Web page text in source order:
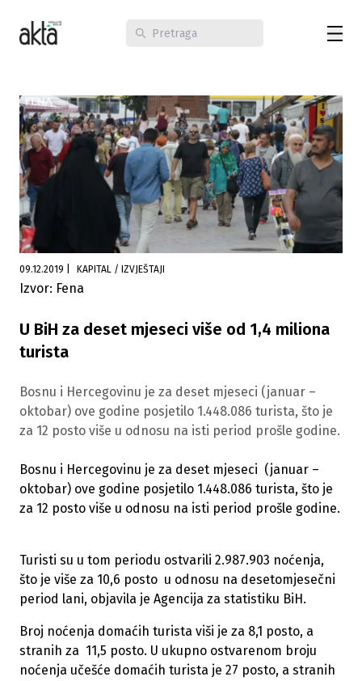
09.12.2019 KAPITAL / IZVJEŠTAJI
Izvor: Fena
U BiH za deset mjeseci više od 1,4 miliona
turista
Bosnu i Hercegovinu je za deset mjeseci (januar –
oktobar) ove godine posjetilo 1.448.086 turista, što je
za 12 posto više u odnosu na isti period prošle godine.
Bosnu i Hercegovinu je za deset mjeseci (januar –
oktobar) ove godine posjetilo 1.448.086 turista, što je
za 12 posto više u odnosu na isti period prošle godine.
Turisti su u tom periodu ostvarili 2.987.903 noćenja,
što je više za 10,6 posto u odnosu na desetomjesečni
period lani, objavila je Agencija za statistiku BiH.
Broj noćenja domaćih turista viši je za 8,1 posto, a
stranih za 11,5 posto. U ukupno ostvarenom broju
noćenja učešće domaćih turista je 27 posto, a stranih